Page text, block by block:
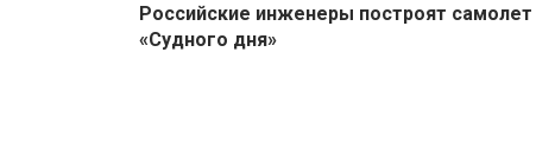
Российские инженеры построят самолет
«Судного дня»